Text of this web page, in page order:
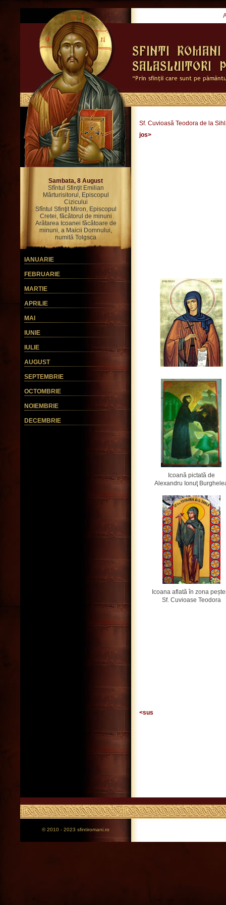
Sambata, 8 August
Sfîntul Sfinţit Emilian
Mărturisitorul, Episcopul
Cizicului
Sfîntul Sfinţit Miron, Episcopul
Cretei, făcătorul de minuni
Arătarea Icoanei făcătoare de
minuni, a Maicii Domnului,
numită Tolgsca
IANUARIE
FEBRUARIE
MARTIE
APRILIE
MAI
IUNIE
IULIE
AUGUST
SEPTEMBRIE
OCTOMBRIE
NOIEMBRIE
DECEMBRIE
Sf. Cuvioasă Teodora de la
jos>
Icoană pictată de
Alexandru Ionuţ
Icoana aflată în zona
Sf. Cuvioase Teodora
<sus
© 2010 - 2023 sfintiromani.ro